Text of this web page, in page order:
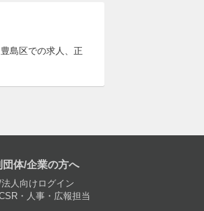
島区での求人、正
団体/企業の方へ
法人向けログイン
・人事・広報担当